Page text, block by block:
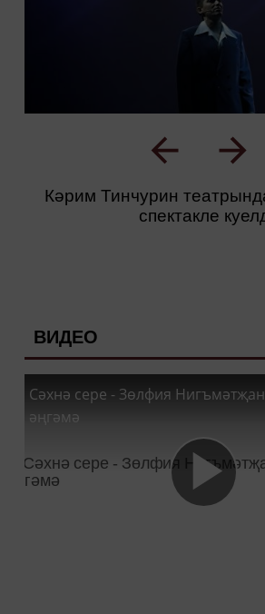
Кәрим Тинчурин
спектакле
ВИДЕО
Сәхнә сере - Зөлфия
әңгәмә